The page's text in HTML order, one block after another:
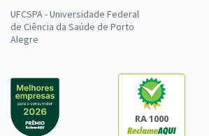
UFCSPA - Universidade Federal
de Ciência da Saúde de Porto
Alegre
RA 1000